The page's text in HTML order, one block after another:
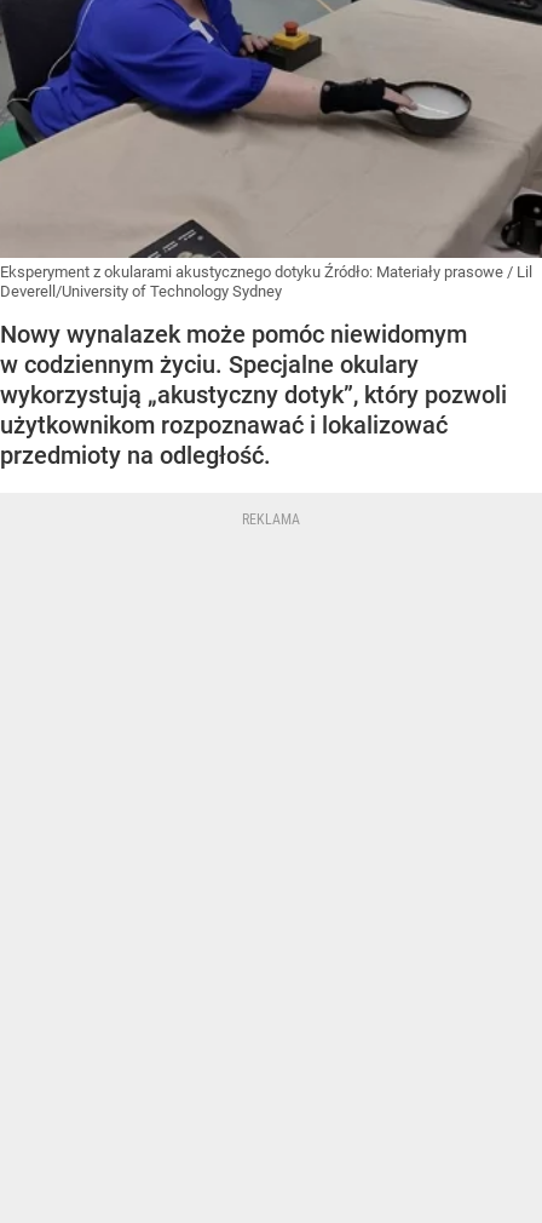
Eksperyment z okularami akustycznego dotyku Źródło: Materiały prasowe / Lil
Deverell/University of Technology Sydney
Nowy wynalazek może pomóc niewidomym
w codziennym życiu. Specjalne okulary
wykorzystują „akustyczny dotyk”, który pozwoli
użytkownikom rozpoznawać i lokalizować
przedmioty na odległość.